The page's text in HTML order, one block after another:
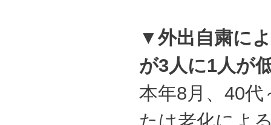
▼外出自粛に
が3人に1人が
本年8月、40